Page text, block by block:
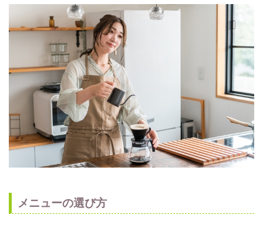
メニューの選び方